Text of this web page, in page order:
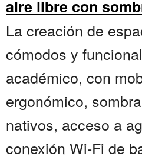
aire libre con
La creación de
cómodos y
académico, con
ergonómico,
nativos, acceso a
conexión Wi-Fi de